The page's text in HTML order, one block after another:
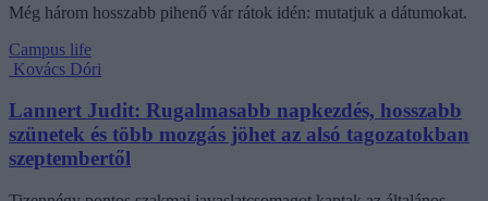
Még három hosszabb pihenő vár rátok idén: mutatjuk a dátumokat.
Campus life
Kovács Dóri
Lannert Judit: Rugalmasabb napkezdés, hosszabb
szünetek és több mozgás jöhet az alsó tagozatokban
szeptembertől